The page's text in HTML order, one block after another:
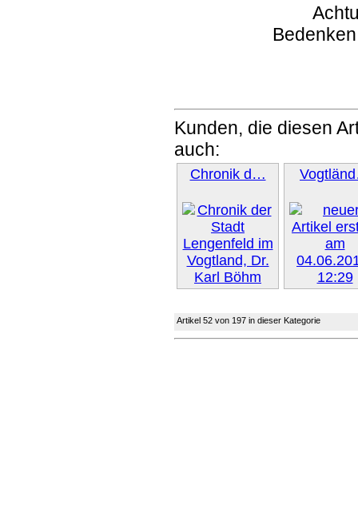
Kunden, die diesen
auch:
Chronik d…
Artikel 52 von 197 in dieser Kategorie